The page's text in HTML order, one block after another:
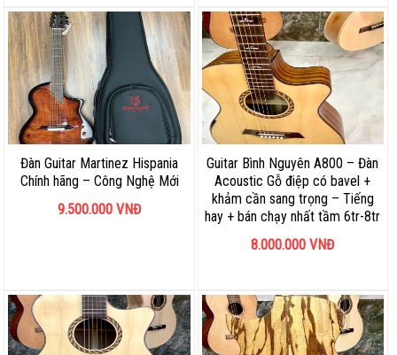
Đàn Guitar Martinez Hispania
Chính hãng – Công Nghệ Mới
9.500.000 VNĐ
Guitar Bình Nguyên A800 – Đàn
Acoustic Gỗ điệp có bavel +
khảm cần sang trọng – Tiếng
hay + bán chạy nhất tầm 6tr-8tr
8.000.000 VNĐ